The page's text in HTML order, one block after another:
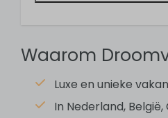
Gemeenschappelijk
Berging
Wasmachine
Centrale verwarming
Waarom
Luxe en unieke
In Nederland,